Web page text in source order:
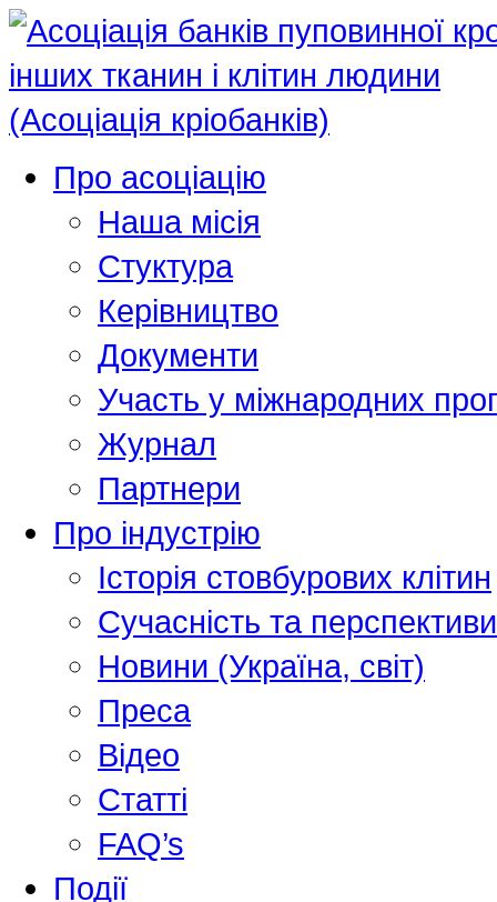
Про асоціацію
Наша місія
Стуктура
Керівництво
Документи
Участь у міжнародних
Журнал
Партнери
Про індустрію
Історія стовбурових клітин
Сучасність та перспективи
Новини (Україна, світ)
Преса
Відео
Статті
FAQ’s
Події